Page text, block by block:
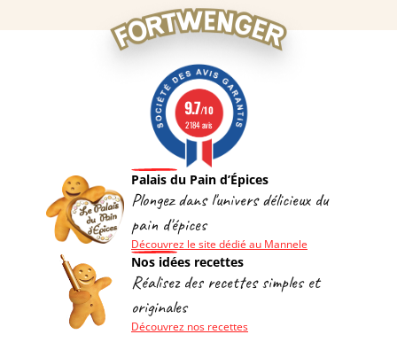
Palais du Pain d’Épices
Plongez dans l'univers délicieux du
pain d'épices
Découvrez le site dédié au Mannele
9.7/10
2184 avis
Nos idées recettes
Réalisez des recettes simples et
originales
Découvrez nos recettes